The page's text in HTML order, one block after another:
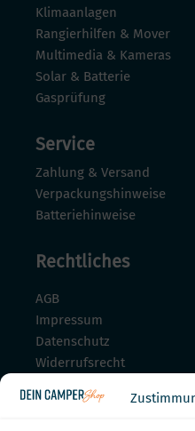
Klimaanlagen
Rangierhilfen & Mover
Multimedia & Kameras
Solar & Batterie
Gasprüfung
Service
Zahlung & Versand
Verpackungshinweise
Batteriehinweise
Rechtliches
AGB
Impressum
Datenschutz
Widerrufsrecht